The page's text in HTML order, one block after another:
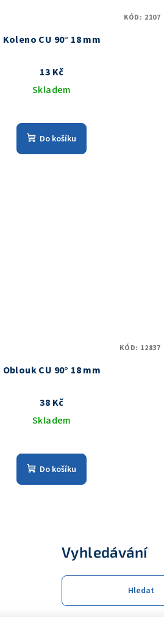
Koleno CU 90° 18 mm
13 Kč
Skladem
Do košíku
KÓD: 2107
Oblouk CU 90° 18 mm
38 Kč
Skladem
Do košíku
KÓD: 12837
Vyhledávání
Hledat